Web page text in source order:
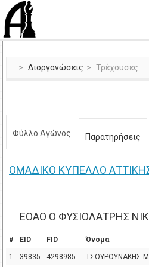
Διοργανώσεις Τρέχουσες
Φύλλο Αγώνος Παρατηρήσεις
OMAΔΙΚΟ ΚΥΠΕΛΛΟ
ΕΟΑΟ Ο ΦΥΣΙΟΛΑΤΡΗΣ
# EID FID Όνομα
1 39835 4298985 ΤΣΟΥΡΟΥΝΑΚΗΣ